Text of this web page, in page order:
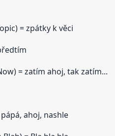
= zpátky k věci
= zatím ahoj, tak zatím...
ahoj, nashle